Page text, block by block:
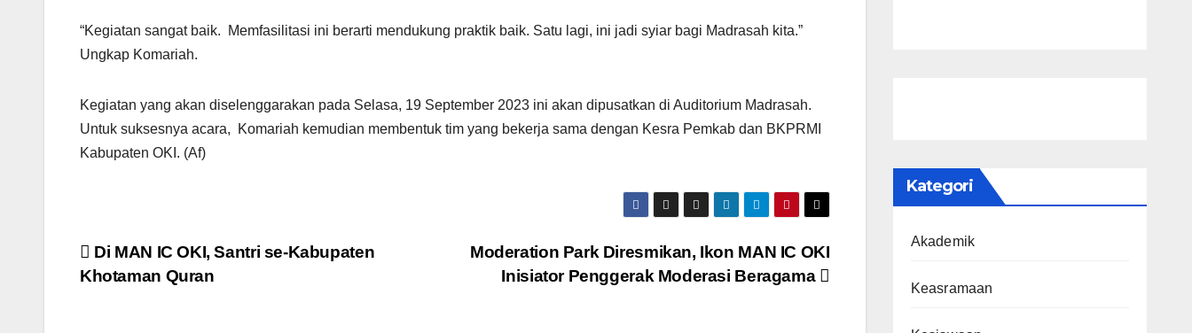
“Kegiatan sangat baik. Memfasilitasi ini berarti mendukung praktik baik. Satu lagi, ini jadi syiar bagi Madrasah kita.”
Ungkap Komariah.
Kegiatan yang akan diselenggarakan pada Selasa, 19 September 2023 ini akan dipusatkan di Auditorium Madrasah.
Untuk suksesnya acara, Komariah kemudian membentuk tim yang bekerja sama dengan Kesra Pemkab dan BKPRMI
Kabupaten OKI. (Af)
Navigasi
Moderation Park Diresmikan, Ikon MAN IC OKI
Inisiator Penggerak Moderasi Beragama
Di MAN IC OKI, Santri se-Kabupaten
Khotaman Quran
Kategori
Akademik
Keasramaan